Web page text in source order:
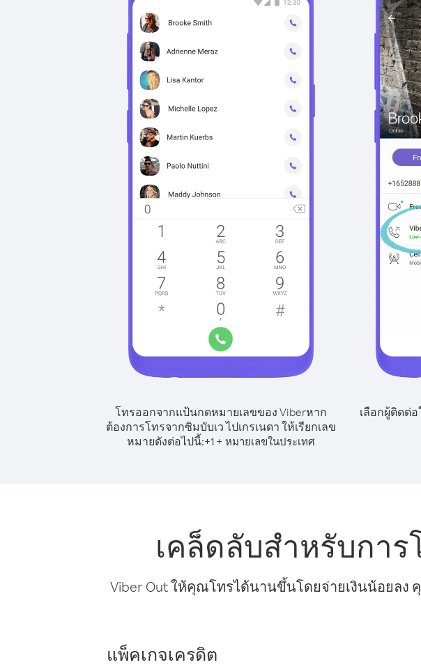
โทรออกจากแป้นกดหมายเลขของ Viberหาก
ต้องการโทรจากซิมบับเว ไปเกรเนดา ให้เรียกเลข
หมายดังต่อไปนี้:+1 + หมายเลขในประเทศ
เลือกผู้ติดต่
เคล็ดลับสำหรับการ
Viber Out ให้คุณโทรได้นานขึ้นโดยจ่ายเงินน้อยลง
แพ็คเกจเครดิต